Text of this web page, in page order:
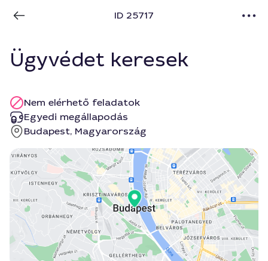
ID 25717
Ügyvédet keresek
Nem elérhető feladatok
Egyedi megállapodás
Budapest, Magyarország